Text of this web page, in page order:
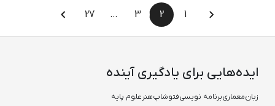
1
2
3
…
27
ایده‌هایی برای یادگیری آینده
زبانمعماریبرنامه نویسیفتوشاپهنر علوم پایه